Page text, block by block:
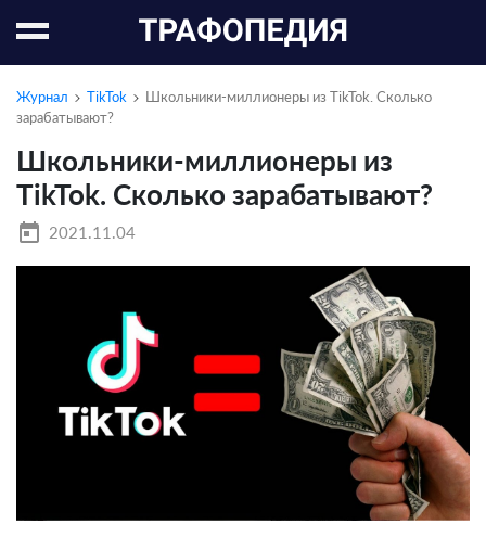
Журнал TikTok
Школьники-миллионеры из TikTok. Сколько
зарабатывают?
Школьники-миллионеры из
TikTok. Сколько зарабатывают?
today 2021.11.04